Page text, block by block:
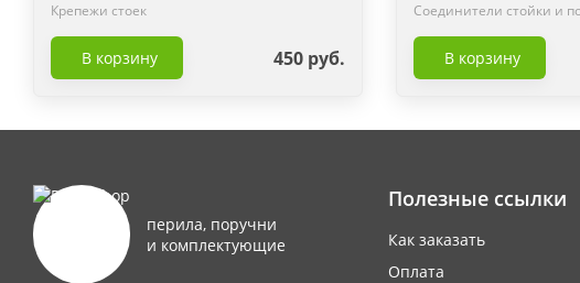
Крепежи стоек
450 руб.
В корзину
Соединители стойки и
В корзину
перила, поручни
и комплектующие
Полезные ссылки
Как заказать
Оплата